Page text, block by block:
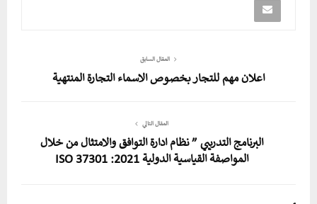
المقال السابق
اعلان مهم للتجار بخصوص الاسماء التجارة المنتهية
المقال التالي
البرنامج التدريبي ” نظام ادارة التوافق والامتثال من خلال
المواصفة القياسية الدولية ISO 37301 :2021